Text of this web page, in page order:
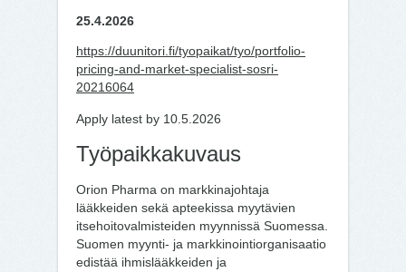
25.4.2026
https://duunitori.fi/tyopaikat/tyo/portfolio-
pricing-and-market-specialist-sosri-
20216064
Apply latest by 10.5.2026
Työpaikkakuvaus
Orion Pharma on markkinajohtaja
lääkkeiden sekä apteekissa myytävien
itsehoitovalmisteiden myynnissä Suomessa.
Suomen myynti- ja markkinointiorganisaatio
edistää ihmislääkkeiden ja